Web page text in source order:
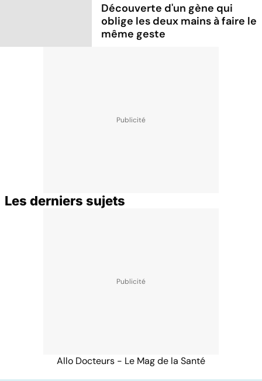
Découverte d'un gène qui
oblige les deux mains à faire le
même geste
Les derniers sujets
Allo Docteurs - Le Mag de la Santé